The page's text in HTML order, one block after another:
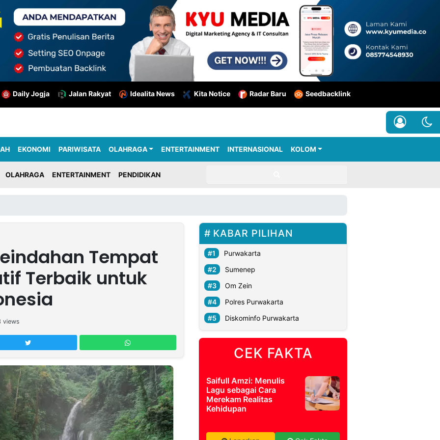
Daily Jogja Jalan Rakyat Idealita News Kita Notice Radar Baru Seedbacklink
EKONOMI PARIWISATA OLAHRAGA ENTERTAINMENT INTERNASIONAL KOLOM
OLAHRAGA ENTERTAINMENT PENDIDIKAN
Tempat
Terbaik untuk
views
KABAR PILIHAN
Purwakarta
Sumenep
Om Zein
Polres Purwakarta
Diskominfo Purwakarta
CEK FAKTA
Saifull Amzi: Menulis
Lagu sebagai Cara
Merekam Realitas
Kehidupan